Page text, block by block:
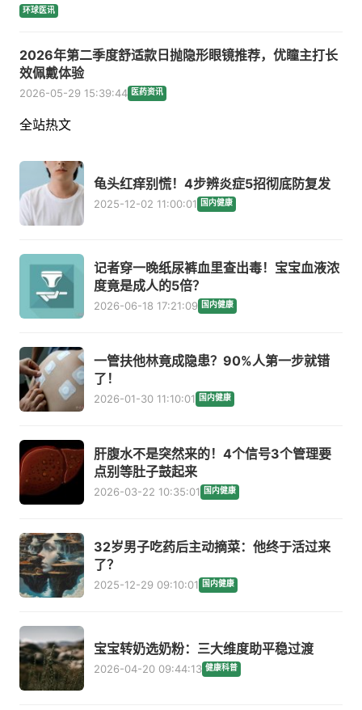
环球医讯
2026年第二季度舒适款日抛隐形眼镜推荐，优瞳主打长
效佩戴体验
2026-05-29 15:39:44 医药资讯
全站热文
龟头红痒别慌！4步辨炎症5招彻底防复发
2025-12-02 11:00:01 国内健康
记者穿一晚纸尿裤血里查出毒！宝宝血液浓
度竟是成人的5倍？
2026-06-18 17:21:09 国内健康
一管扶他林竟成隐患？90%人第一步就错
了！
2026-01-30 11:10:01 国内健康
肝腹水不是突然来的！4个信号3个管理要
点别等肚子鼓起来
2026-03-22 10:35:01 国内健康
32岁男子吃药后主动摘菜：他终于活过来
了？
2025-12-29 09:10:01 国内健康
宝宝转奶选奶粉：三大维度助平稳过渡
2026-04-20 09:44:13 健康科普